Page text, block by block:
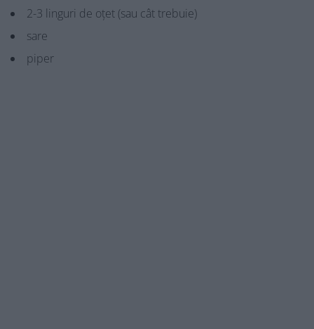
2-3 linguri de oțet (sau cât trebuie)
sare
piper